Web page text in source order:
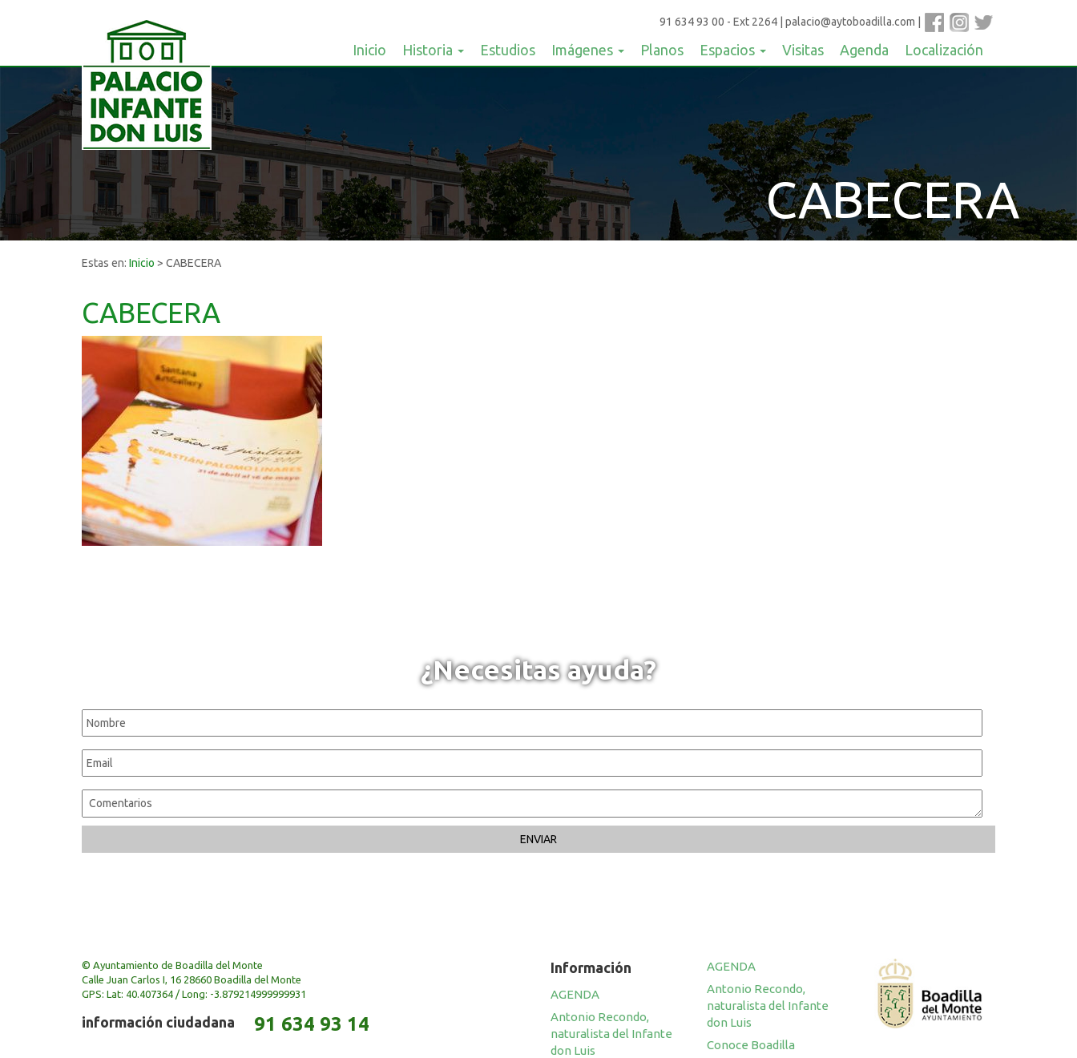
91 634 93 00 - Ext 2264 palacio@aytoboadilla.com
Inicio Historia Estudios Imágenes Planos Espacios Visitas Agenda Localización
CABECERA
Estas en: Inicio > CABECERA
CABECERA
¿Necesitas ayuda?
© Ayuntamiento de Boadilla del Monte
Calle Juan Carlos I, 16 28660 Boadilla del Monte
GPS: Lat: 40.407364 / Long: -3.879214999999931
información ciudadana 91 634 93 14
Información
AGENDA
Antonio Recondo,
naturalista del Infante
don Luis
AGENDA
Antonio Recondo,
naturalista del Infante
don Luis
Conoce Boadilla